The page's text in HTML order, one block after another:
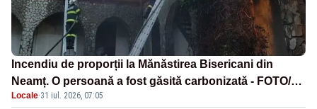
Incendiu de proporții la Mănăstirea Bisericani din
Neamț. O persoană a fost găsită carbonizată - FOTO/
VIDEO
Locale·31 iul. 2026, 07:05